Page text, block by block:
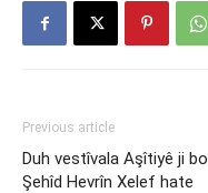
Previous article
Duh vestîvala Aşîtiyê ji bo
Şehîd Hevrîn Xelef hate